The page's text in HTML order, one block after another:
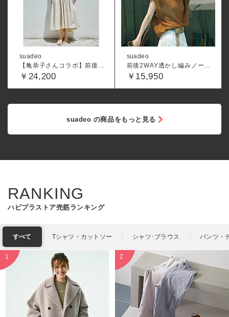
suadeo
【亀恭子さんコラボ】前後差ティアードワンピース
￥24,200
suadeo
前後2WAY透かし編みノースリーブニット
￥15,950
suadeo の商品をもっと見る
RANKING
ハピプラストア売筋ランキング
すべて Tシャツ・カットソー シャツ･ブラウス パンツ・